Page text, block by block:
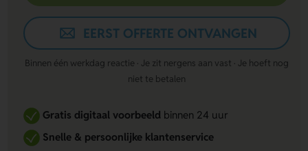
EERST OFFERTE ONTVANGEN
Binnen één werkdag reactie · Je zit nergens aan vast · Je hoeft nog
niet te betalen
Gratis digitaal voorbeeldbinnen 24 uur
Snelle & persoonlijke klantenservice